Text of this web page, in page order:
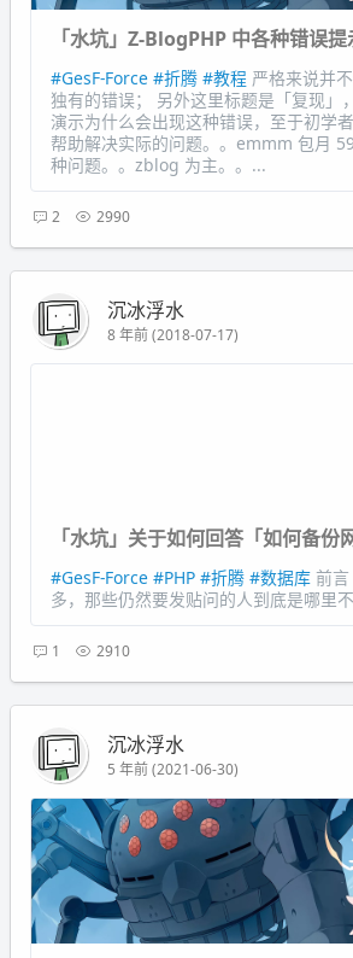
「水坑」Z-BlogPHP 中各种错误
#GesF-Force #折腾 #教程 严格来说并
独有的错误； 另外这里标题是「复现」
演示为什么会出现这种错误，至于初学
帮助解决实际的问题。。emmm 包月
种问题。。zblog 为主。。...
2 2990
沉冰浮水
8 年前 (2018-07-17)
「水坑」关于如何回答「如何备份
#GesF-Force #PHP #折腾 #数据库 前
多，那些仍然要发贴问的人到底是哪里
1 2910
沉冰浮水
5 年前 (2021-06-30)